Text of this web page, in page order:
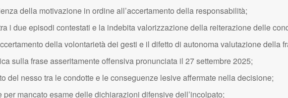
della motivazione in ordine all’accertamento della responsabilità;
i due episodi contestati e la indebita valorizzazione della reiterazione delle
della volontarietà dei gesti e il difetto di autonoma valutazione della
sulla frase asseritamente offensiva pronunciata il 27 settembre 2025;
del nesso tra le condotte e le conseguenze lesive affermate nella decisione;
mancato esame delle dichiarazioni difensive dell’incolpato;